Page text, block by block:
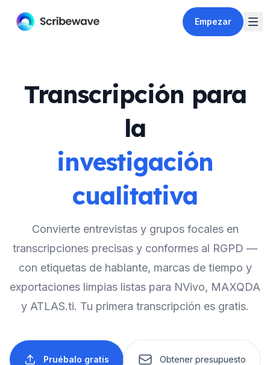
Empezar
Transcripción para
la
investigación
cualitativa
Convierte entrevistas y grupos focales en
transcripciones precisas y conformes al RGPD —
con etiquetas de hablante, marcas de tiempo y
exportaciones limpias listas para NVivo, MAXQDA
y ATLAS.ti. Tu primera transcripción es gratis.
Pruébalo gratis Obtener presupuesto